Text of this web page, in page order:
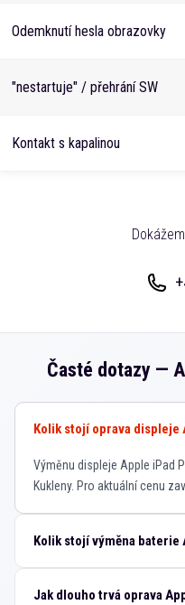
Odemknutí hesla obrazovky
"nestartuje" / přehrání SW
Kontakt s kapalinou
Časté dotazy —
Kolik stojí oprava displeje
Výměnu displeje Apple iPad
Kukleny. Pro aktuální cenu
Kolik stojí výměna baterie
Jak dlouho trvá oprava